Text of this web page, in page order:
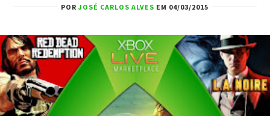
PORJOSÉ CARLOS ALVES EM 04/03/2015